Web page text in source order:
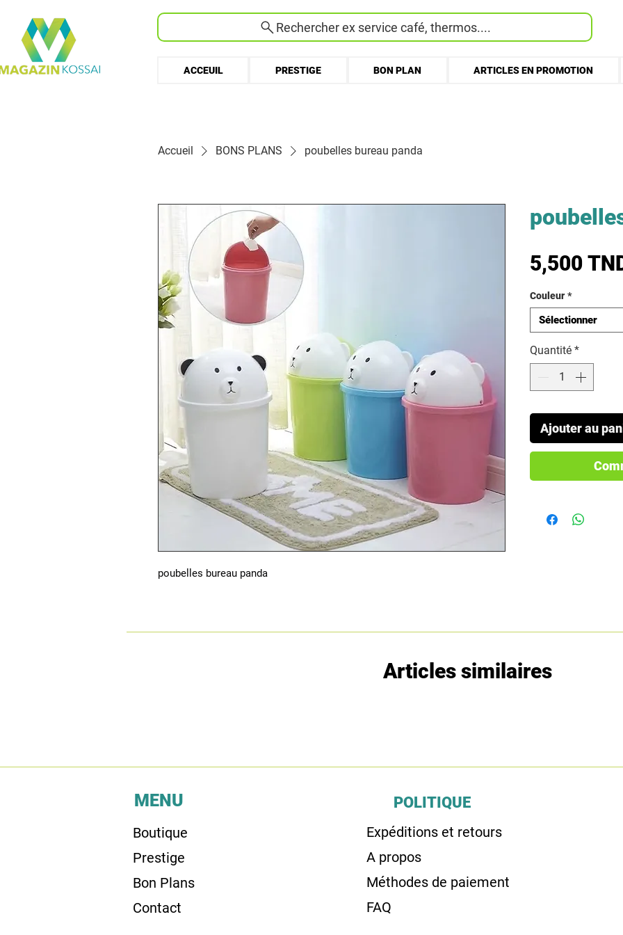
Rechercher ex service café, thermos....
ACCEUIL PRESTIGE BON PLAN ARTICLES EN PROMOTION
Accueil BONS PLANS poubelles bureau panda
poubelles bureau panda
5,500
Couleur *
Sélectionner
Quantité *
Ajouter au
Articles similaires
MENU
Boutique
Prestige
Bon Plans
Contact
POLITIQUE
Expéditions et retours
A propos
Méthodes de paiement
FAQ